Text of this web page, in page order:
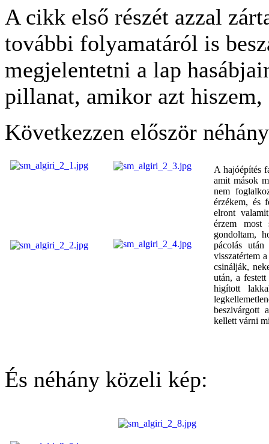
A cikk első részét azzal
további folyamatáról is
megjelentetni a lap
pillanat, amikor azt hiszem,
Következzen először
A hajóépítés
amit mások
nem
érzékem, és
elront
érzem most
gondoltam,
pácolás
visszatértem
csinálják,
után, a
higított
beszivárgott
kellett várni
És néhány közeli kép: